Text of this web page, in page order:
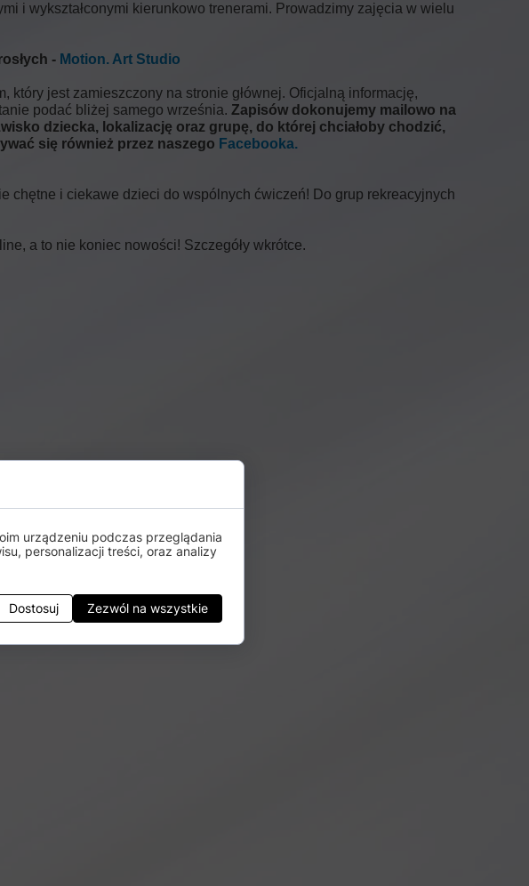
i wykształconymi kierunkowo trenerami. Prowadzimy zajęcia w wielu
- Motion. Art Studio
jest zamieszczony na stronie głównej. Oficjalną informację,
podać bliżej samego września. Zapisów dokonujemy mailowo na
dziecka, lokalizację oraz grupę, do której chciałoby chodzić,
się również przez naszego Facebooka.
chętne i ciekawe dzieci do wspólnych ćwiczeń! Do grup rekreacyjnych
a to nie koniec nowości! Szczegóły wkrótce.
urządzeniu podczas przeglądania
personalizacji treści, oraz analizy
Dostosuj Zezwól na wszystkie